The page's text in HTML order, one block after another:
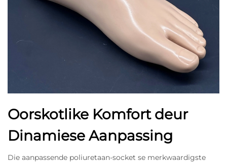
Oorskotlike Komfort deur
Dinamiese Aanpassing
Die aanpassende poliuretaan-socket se merkwaardigste